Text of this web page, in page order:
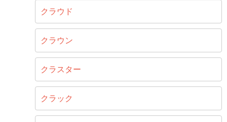
クラウド
クラウン
クラスター
クラック